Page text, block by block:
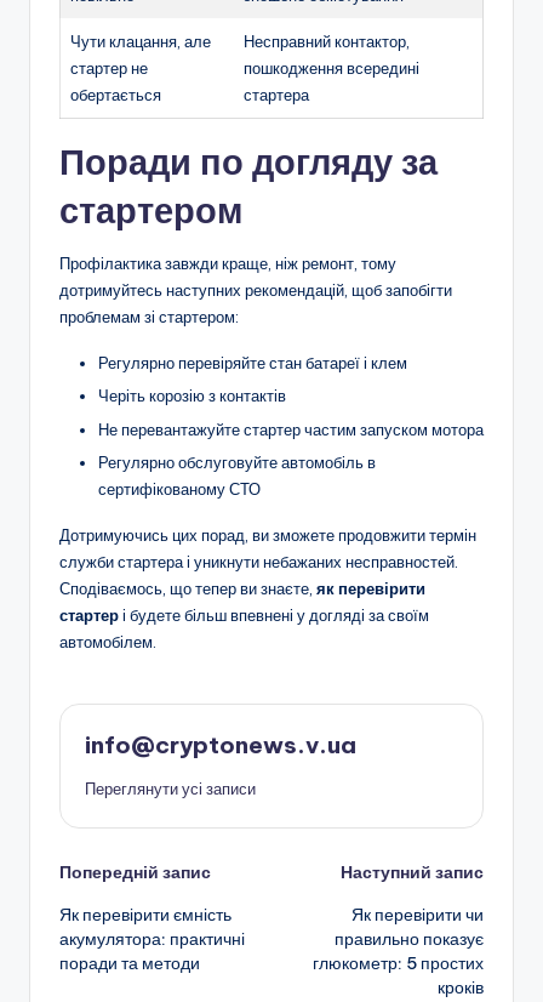
Чути клацання, але
стартер не
обертається
Несправний контактор,
пошкодження всередині
стартера
Поради по догляду за
стартером
Профілактика завжди краще, ніж ремонт, тому
дотримуйтесь наступних рекомендацій, щоб запобігти
проблемам зі стартером:
Регулярно перевіряйте стан батареї і клем
Черіть корозію з контактів
Не перевантажуйте стартер частим запуском мотора
Регулярно обслуговуйте автомобіль в
сертифікованому СТО
Дотримуючись цих порад, ви зможете продовжити термін
служби стартера і уникнути небажаних несправностей.
Сподіваємось, що тепер ви знаєте, як перевірити
стартері будете більш впевнені у догляді за своїм
автомобілем.
info@cryptonews.v.ua
Переглянути усі записи
Навігація
по
запису
Попередній запис
Як перевірити ємність
акумулятора: практичні
поради та методи
Наступний запис
Як перевірити чи
правильно показує
глюкометр: 5 простих
кроків